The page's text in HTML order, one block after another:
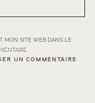
MON SITE WEB DANS LE